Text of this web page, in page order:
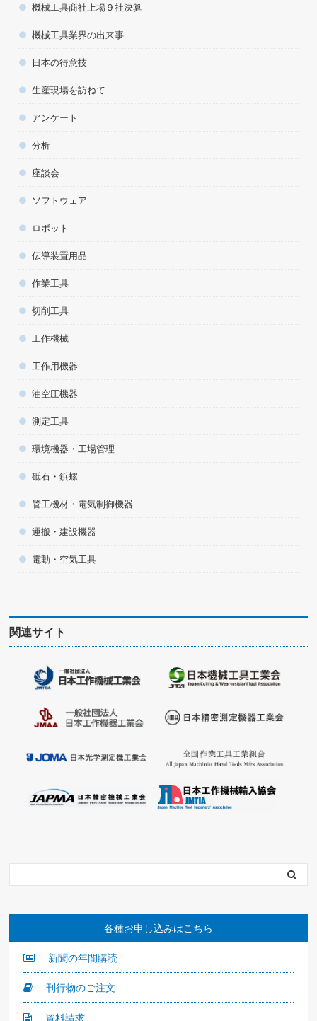
機械工具商社上場９社決算
機械工具業界の出来事
日本の得意技
生産現場を訪ねて
アンケート
分析
座談会
ソフトウェア
ロボット
伝導装置用品
作業工具
切削工具
工作機械
工作用機器
油空圧機器
測定工具
環境機器・工場管理
砥石・鋲螺
管工機材・電気制御機器
運搬・建設機器
電動・空気工具
関連サイト
各種お申し込みはこちら
新聞の年間購読
刊行物のご注文
資料請求